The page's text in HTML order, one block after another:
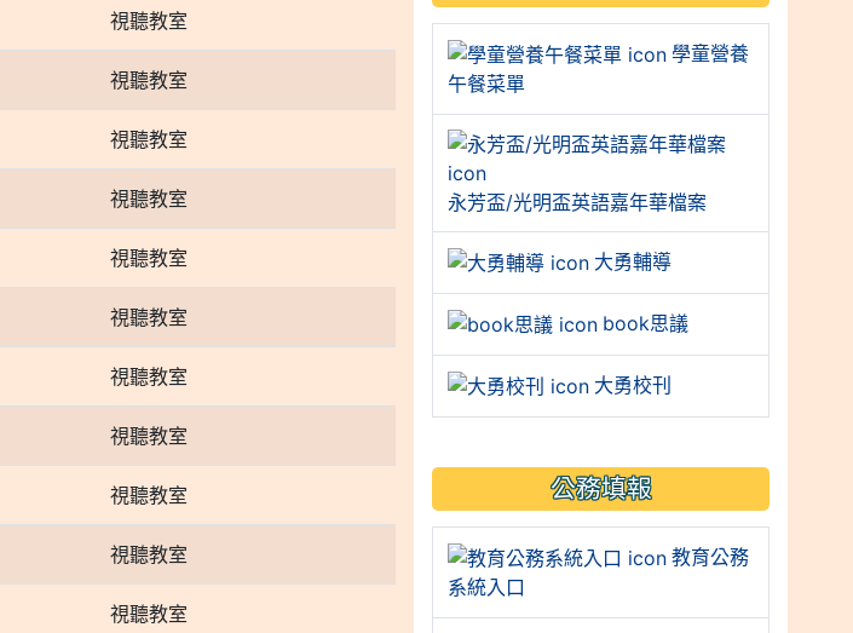
視聽教室
視聽教室
視聽教室
視聽教室
視聽教室
視聽教室
視聽教室
視聽教室
視聽教室
視聽教室
視聽教室
學童營養
午餐菜單
永芳盃/光明盃英語嘉年華檔案
大勇輔導
book思議
大勇校刊
公務填報
教育公務
系統入口